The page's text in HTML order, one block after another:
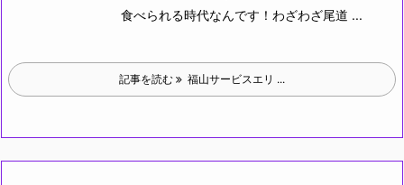
食べられる時代なんです！わざわざ尾道 ...
記事を読む 福山サービスエリ ...